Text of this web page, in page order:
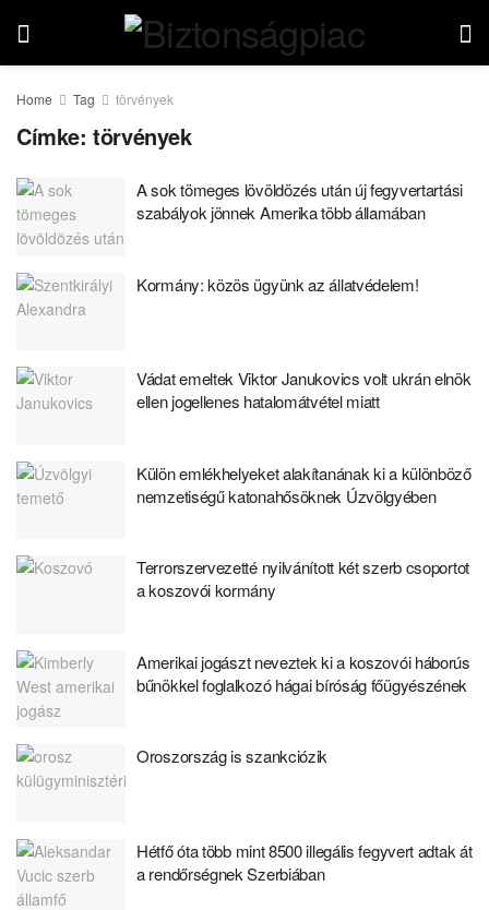
Home Tag törvények
Címke:törvények
A sok tömeges lövöldözés után új fegyvertartási
szabályok jönnek Amerika több államában
Kormány: közös ügyünk az állatvédelem!
Vádat emeltek Viktor Janukovics volt ukrán elnök
ellen jogellenes hatalomátvétel miatt
Külön emlékhelyeket alakítanának ki a különböző
nemzetiségű katonahősöknek Úzvölgyében
Terrorszervezetté nyilvánított két szerb csoportot
a koszovói kormány
Amerikai jogászt neveztek ki a koszovói háborús
bűnökkel foglalkozó hágai bíróság főügyészének
Oroszország is szankciózik
Hétfő óta több mint 8500 illegális fegyvert adtak át
a rendőrségnek Szerbiában